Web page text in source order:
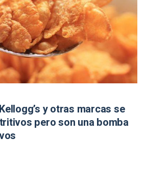
y otras marcas se
pero son una bomba